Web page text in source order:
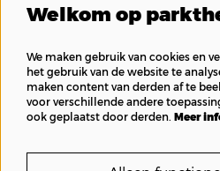
Inschrijven
Welkom op
We maken gebruik van cookies en
het gebruik van de website te
maken content van derden af te
voor verschillende andere
ook geplaatst door derden. Meer